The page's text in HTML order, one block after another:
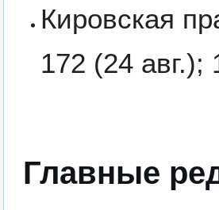
Кировская
172 (24
Главные